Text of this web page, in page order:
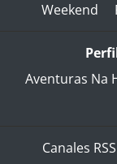
Weekend
Aventuras Na
Canales RSS